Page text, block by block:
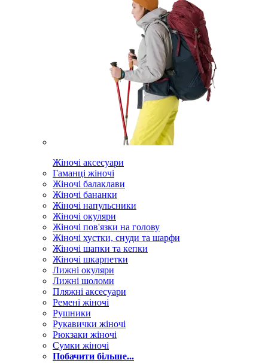
Жіночі аксесуари
Гаманці жіночі
Жіночі балаклави
Жіночі бананки
Жіночі напульсники
Жіночі окуляри
Жіночі пов'язки на голову
Жіночі хустки, снуди та шарфи
Жіночі шапки та кепки
Жіночі шкарпетки
Лижні окуляри
Лижні шоломи
Пляжні аксесуари
Ремені жіночі
Рушники
Рукавички жіночі
Рюкзаки жіночі
Сумки жіночі
Побачити більше...